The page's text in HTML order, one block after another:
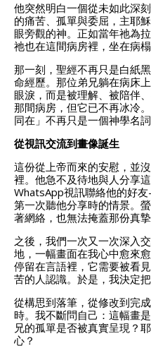
他突然明白一個從未如此深
的痛苦、孤單與委屈，主耶
眼旁觀的神。正如當年祂為
祂也在這間病房裡，坐在病
那一刻，聖經不再只是白紙
命經歷。那位弟兄躺在病床
眼淚，而是被理解、被陪伴
那間病房，但它已不再冰冷
同在」不再只是一個神學名
從視訊交流到畫像誕生
這份從上帝而來的安慰，並
裡。他急不及待地與人分享
WhatsApp視訊聯絡他的好
第一次聽他分享時的情景。
著網絡，也無法掩蓋那份真摯
之後，我們一次又一次深入
地，一幅畫面在我心中愈來
停留在言語裡，它需要被看
苦的人認識。於是，我決定
從構思到落筆，從修改到完
時。我不斷問自己：這幅畫
兄的孤單是否被真實呈現？
心？